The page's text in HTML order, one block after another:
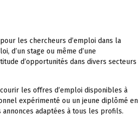
les chercheurs d’emploi dans la
d’un stage ou même d’une
d’opportunités dans divers secteurs
les offres d’emploi disponibles à
expérimenté ou un jeune diplômé en
adaptées à tous les profils.